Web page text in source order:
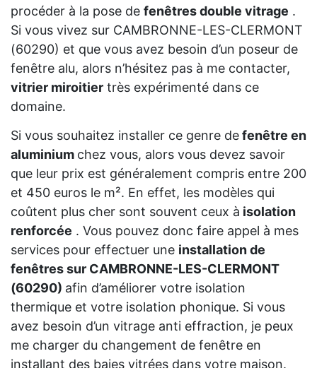
procéder à la pose de fenêtres double vitrage .
Si vous vivez sur CAMBRONNE-LES-CLERMONT
(60290) et que vous avez besoin d’un poseur de
fenêtre alu, alors n’hésitez pas à me contacter,
vitrier miroitier très expérimenté dans ce
domaine.
Si vous souhaitez installer ce genre defenêtre en
aluminium chez vous, alors vous devez savoir
que leur prix est généralement compris entre 200
et 450 euros le m². En effet, les modèles qui
coûtent plus cher sont souvent ceux à isolation
renforcée . Vous pouvez donc faire appel à mes
services pour effectuer une installation de
fenêtres sur CAMBRONNE-LES-CLERMONT
(60290) afin d’améliorer votre isolation
thermique et votre isolation phonique. Si vous
avez besoin d’un vitrage anti effraction, je peux
me charger du changement de fenêtre en
installant des baies vitrées dans votre maison.